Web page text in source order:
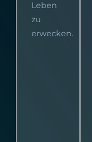
Leben
zu
erwecken.